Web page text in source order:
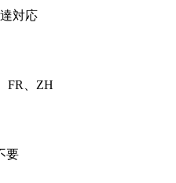
対応
FR、ZH
要